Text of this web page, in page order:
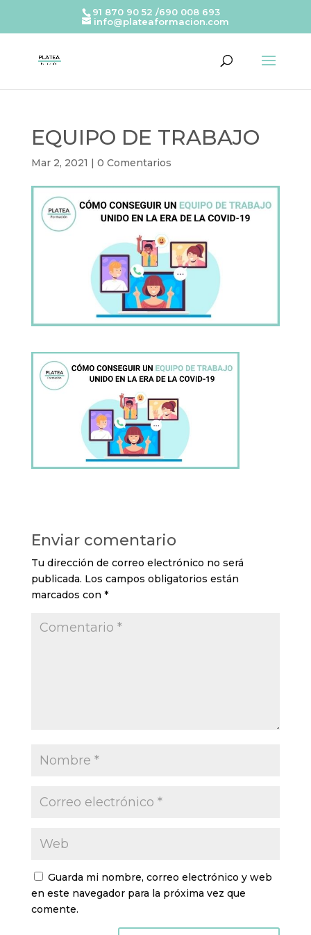
91 870 90 52 /690 008 693
info@plateaformacion.com
EQUIPO DE TRABAJO
Mar 2, 2021 | 0 Comentarios
Enviar comentario
Tu dirección de correo electrónico no será
publicada. Los campos obligatorios están
marcados con *
Guarda mi nombre, correo electrónico y web
en este navegador para la próxima vez que
comente.